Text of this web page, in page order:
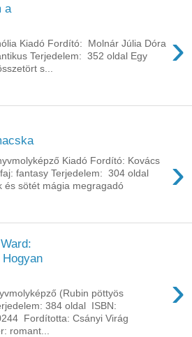
​a
›
Kiadó Fordító: Molnár Júlia Dóra
Terjedelem: 352 oldal Egy
s...
›
Kiadó Fordító: Kovács
fantasy Terjedelem: 304 oldal
és sötét mágia megragadó
›
(Rubin pöttyös
384 oldal ISBN:
Fordította: Csányi Virág
romant...